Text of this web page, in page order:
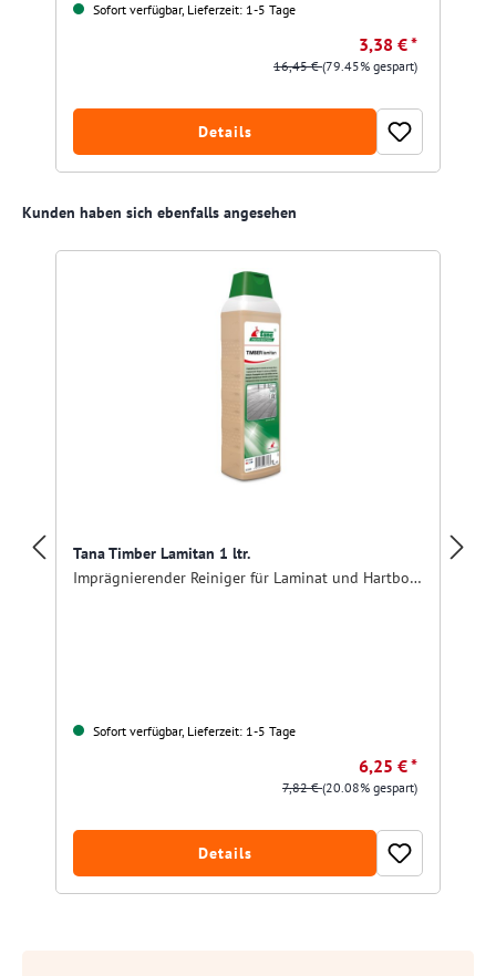
Sofort verfügbar, Lieferzeit: 1-5 Tage
3,38 € *
16,45 €(79.45% gespart)
Details
Produktgalerie überspringen
Kunden haben sich ebenfalls angesehen
Tana Timber Lamitan 1 ltr.
Imprägnierender Reiniger für Laminat und Hartbodenbeläge
Sofort verfügbar, Lieferzeit: 1-5 Tage
6,25 € *
7,82 €(20.08% gespart)
Details